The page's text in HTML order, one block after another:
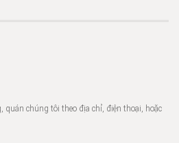
quán chúng tôi theo địa chỉ, điện thoại, hoặc